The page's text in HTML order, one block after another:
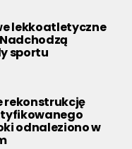
lekkoatletyczne
sportu
rekonstrukcję
odnaleziono w